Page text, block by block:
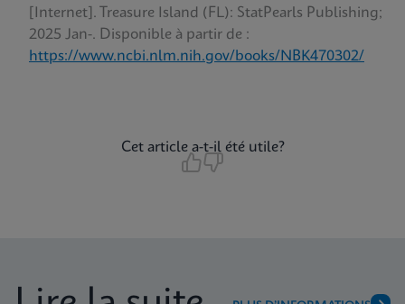
[Internet]. Treasure Island (FL): StatPearls Publishing;
2025 Jan-. Disponible à partir de :
https://www.ncbi.nlm.nih.gov/books/NBK470302/
Cet article a-t-il été utile?